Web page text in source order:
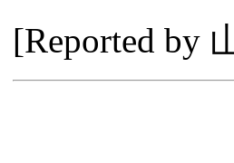
[Reported by